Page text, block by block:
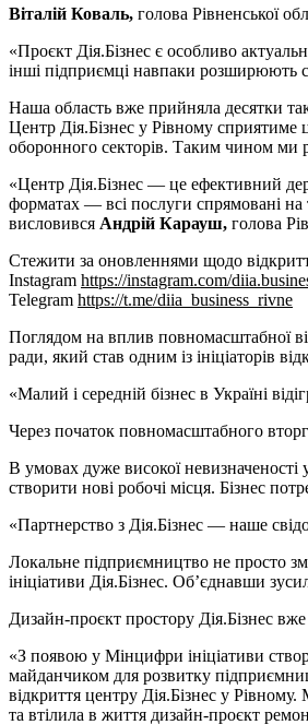
Віталій Коваль, голова Рівненської
«Проєкт Дія.Бізнес є особливо
інші підприємці навпаки розширюють
Наша область вже прийняла десятки
Центр Дія.Бізнес у Рівному сприятиме
оборонного секторів. Таким чином ми
«Центр Дія.Бізнес — це ефективний
форматах — всі послуги спрямовані на
висловився Андрій Карауш, голова
Стежити за оновленнями щодо
Instagram https://instagram.com/
Telegram https://t.me/diia_business_rivne
Поглядом на вплив повномасштабної
ради, який став одним із ініціаторів
«Малий і середній бізнес в Україні
Через початок повномасштабного
В умовах дуже високої
створити нові робочі місця. Бізнес
«Партнерство з Дія.Бізнес — наше
Локальне підприємництво не просто
ініціативи Дія.Бізнес. Об’єднавши
Дизайн-проєкт простору Дія.Бізнес
«З появою у Мінцифри ініціативи
майданчиком для розвитку
відкриття центру Дія.Бізнес у
та втілила в життя дизайн-проєкт